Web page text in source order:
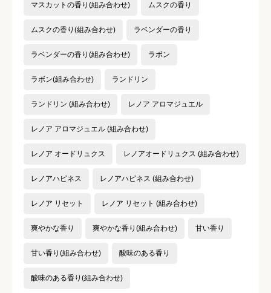
マスカットの香り(組み合わせ) ムスクの香り
ムスクの香り(組み合わせ) ラベンダーの香り
ラベンダーの香り(組み合わせ) ラボン
ラボン(組み合わせ) ランドリン
ランドリン (組み合わせ) レノア アロマジュエル
レノア アロマジュエル (組み合わせ)
レノア オードリュクス レノアオードリュクス (組み合わせ)
レノアハピネス レノアハピネス (組み合わせ)
レノア リセット レノア リセット (組み合わせ)
爽やかな香り 爽やかな香り(組み合わせ) 甘い香り
甘い香り(組み合わせ) 酸味のある香り
酸味のある香り(組み合わせ)